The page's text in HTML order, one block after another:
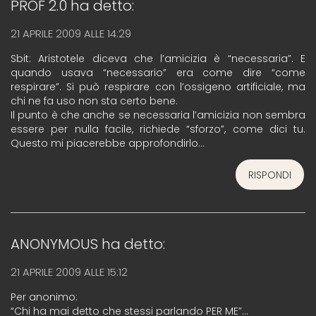
PROF 2.0 ha detto:
21 APRILE 2009 ALLE 14:29
Sbit: Aristotele diceva che l’amicizia è “necessaria”. E
quando usava “necessario” era come dire “come
respirare”. Si può respirare con l’ossigeno artificiale, ma
chi ne fa uso non sta certo bene.
Il punto è che anche se necessaria l’amicizia non sembra
essere per nulla facile, richiede “sforzo”, come dici tu.
Questo mi piacerebbe approfondirlo…
RISPONDI
ANONYMOUS ha detto:
21 APRILE 2009 ALLE 15:12
Per anonimo:
“Chi ha mai detto che stessi parlando PER ME”…